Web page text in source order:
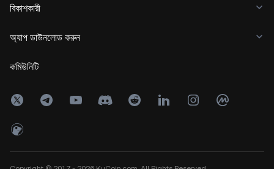
বিকাশকারী
অ্যাপ ডাউনলোড করুন
কমিউনিটি